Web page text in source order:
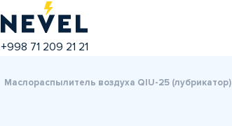
+998 71 209 21 21
Маслораспылитель воздуха QIU-25 (лубрикатор)